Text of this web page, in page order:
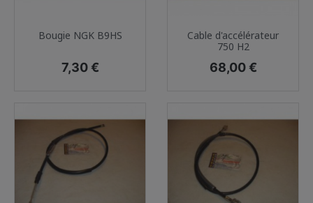
Bougie NGK B9HS
Prix
7,30 €
Cable d'accélérateur
750 H2
Prix
68,00 €